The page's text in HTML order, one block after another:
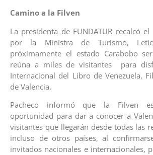
Camino a la Filven
La presidenta de FUNDATUR recalcó
por la Ministra de Turismo,
próximamente el estado Carabobo
reúna a miles de visitantes para
Internacional del Libro de Venezuela,
de Valencia.
Pacheco informó que la Filven
oportunidad para dar a conocer a
visitantes que llegarán desde todas las
incluso de otros países, al
invitados nacionales e internacionales,